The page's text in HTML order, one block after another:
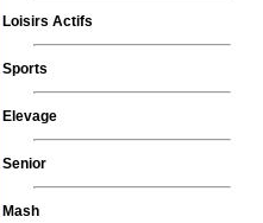
Loisirs Actifs
Sports
Elevage
Senior
Mash